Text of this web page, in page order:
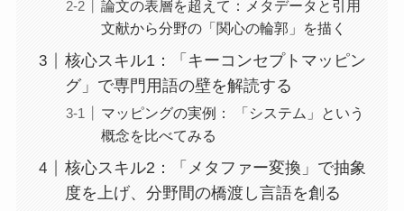
論文の表層を超えて：メタデータと引用
文献から分野の「関心の輪郭」を描く
核心スキル1：「キーコンセプトマッピン
グ」で専門用語の壁を解読する
マッピングの実例： 「システム」という
概念を比べてみる
核心スキル2：「メタファー変換」で抽象
度を上げ、分野間の橋渡し言語を創る